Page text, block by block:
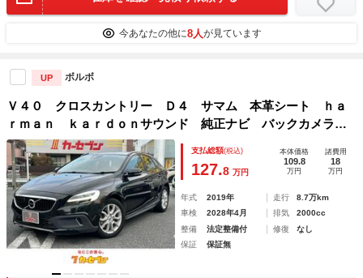
今あなたの他に8人が見ています
UP ボルボ
Ｖ４０ クロスカントリー Ｄ４ サマム 本革シート ｈａ
ｒｍａｎ ｋａｒｄｏｎサウンド 純正ナビ バックカメラ
ディーゼルターボ ＡＣＣ 衝突軽減ブレーキ ソナー ＢＳ
Ｍ ルーフレール ＬＥＤ 純正１７インチＡＷ ＴＶ 車検
Ｒ１０年４月
支払総額(税込)
127.8 万円
本体価格
109.8
万円
諸費用
18
万円
年式 2019年 走行
8.7万km
車検
2028年4月 排気
2000cc
整備
法定整備付 修復
なし
保証
保証無